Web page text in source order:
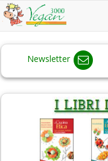
Newsletter